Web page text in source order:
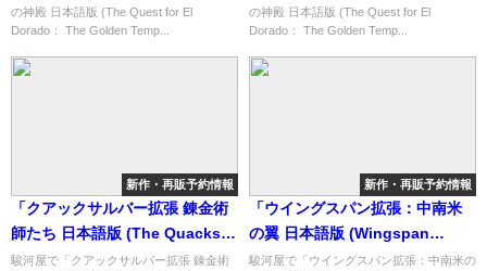
Temples)」の概略と予約購入可
の神殿 日本語版 (The Quest for El
Dorado： The Golden Temp...
Temples)」の概略と予約購入可
の神殿 日本語版 (The Quest for El
Dorado： The Golden Temp...
新作・再販予約情報
「クアックサルバー拡張 錬金術
師たち 日本語版 (The Quacks
of Quedlinburg - The
駿河屋で「クアックサルバー拡張 錬金術
新作・再販予約情報
「ウイングスパン拡張：中南米
の翼 日本語版 (Wingspan
Americas Expansion)」の概略
駿河屋で「ウイングスパン拡張：中南米の